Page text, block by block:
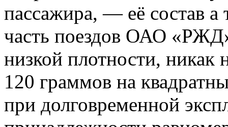
пассажира, — её состав
часть поездов ОАО «РЖД»
низкой плотности,
120 граммов на
при долговременной